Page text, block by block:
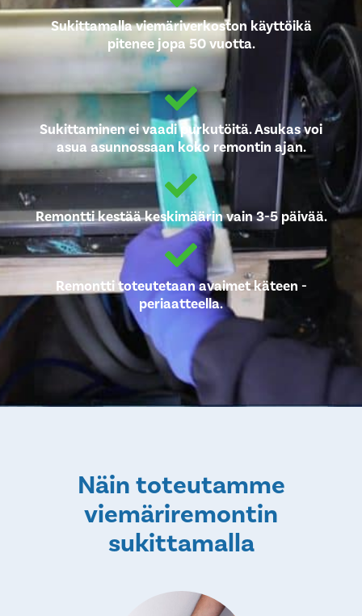
Sukittamalla viemäriverkoston käyttöikä
pitenee jopa 50 vuotta.
Sukittaminen ei vaadi purkutöitä. Asukas voi
asua asunnossaan koko remontin ajan.
Remontti kestää keskimäärin vain 3-5 päivää.
Remontti toteutetaan avaimet käteen -
periaatteella.
Näin toteutamme
viemäriremontin
sukittamalla